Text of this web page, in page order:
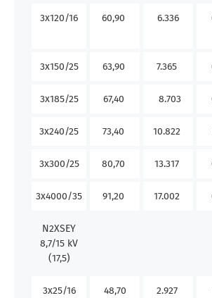
3x120/16 60,90 6.336
3x150/25 63,90 7.365
3x185/25 67,40 8.703
3x240/25 73,40 10.822
3x300/25 80,70 13.317
3x4000/35 91,20 17.002
N2XSEY
8,7/15 kV
(17,5)
3x25/16 48,70 2.927